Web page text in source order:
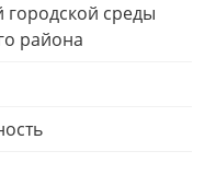
среды
района